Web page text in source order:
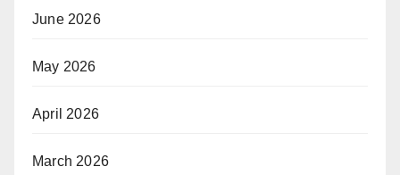
June 2026
May 2026
April 2026
March 2026